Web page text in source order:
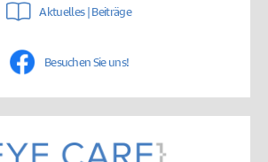
Aktuelles | Beiträge
Besuchen Sie uns!